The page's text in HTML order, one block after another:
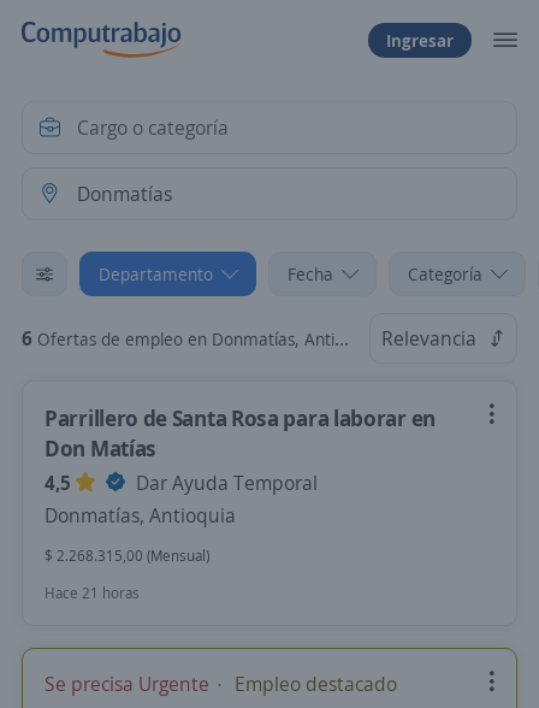
Ingresar
Departamento Fecha Categoría
6 Ofertas de empleo en Donmatías, Antioquia Relevancia
Parrillero de Santa Rosa para laborar en
Don Matías
4,5
Dar Ayuda Temporal
Donmatías, Antioquia
$ 2.268.315,00 (Mensual)
Hace 21 horas
Se precisa Urgente Empleo destacado